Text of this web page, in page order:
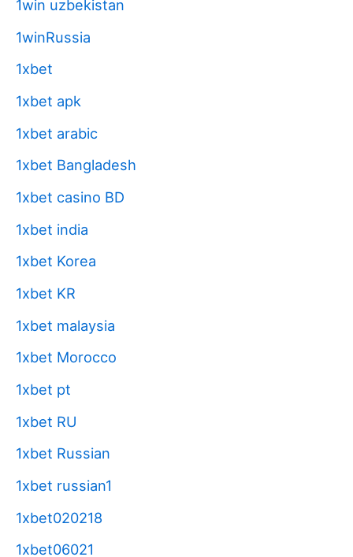
1win uzbekistan
1winRussia
1xbet
1xbet apk
1xbet arabic
1xbet Bangladesh
1xbet casino BD
1xbet india
1xbet Korea
1xbet KR
1xbet malaysia
1xbet Morocco
1xbet pt
1xbet RU
1xbet Russian
1xbet russian1
1xbet020218
1xbet06021